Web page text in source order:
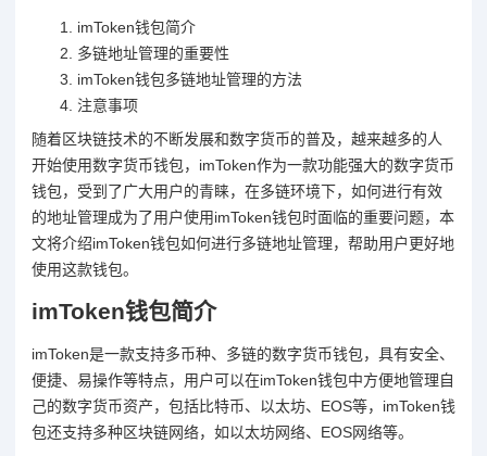
imToken钱包简介
多链地址管理的重要性
imToken钱包多链地址管理的方法
注意事项
随着区块链技术的不断发展和数字货币的普及，越来越多的人
开始使用数字货币钱包，imToken作为一款功能强大的数字货币
钱包，受到了广大用户的青睐，在多链环境下，如何进行有效
的地址管理成为了用户使用imToken钱包时面临的重要问题，本
文将介绍imToken钱包如何进行多链地址管理，帮助用户更好地
使用这款钱包。
imToken钱包简介
imToken是一款支持多币种、多链的数字货币钱包，具有安全、
便捷、易操作等特点，用户可以在imToken钱包中方便地管理自
己的数字货币资产，包括比特币、以太坊、EOS等，imToken钱
包还支持多种区块链网络，如以太坊网络、EOS网络等。